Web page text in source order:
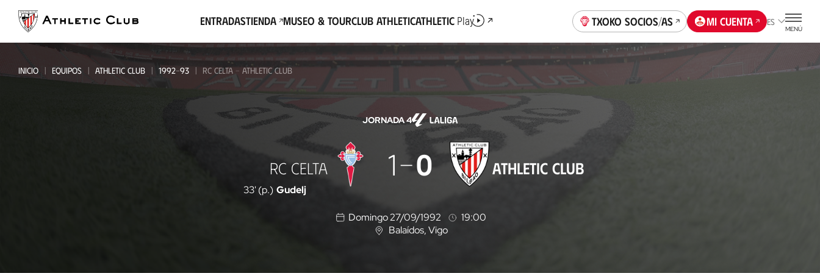
contenido
principal
EntradasTienda Museo & TourClub AthleticAthletic Play Txoko socios/as Mi cuenta ES
MENÚ
INICIO EQUIPOS ATHLETIC CLUB 1992-93 RC CELTA - ATHLETIC CLUB
JORNADA 4
RC CELTA 1 0 ATHLETIC CLUB
33' (p.) Gudelj
Domingo 27/09/1992
19:00
U
Balaídos, Vigo